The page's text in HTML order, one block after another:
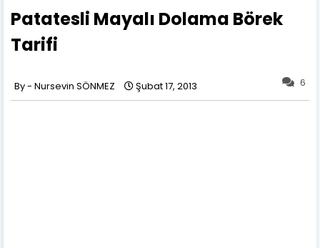
Patatesli Mayalı Dolama Börek
Tarifi
6
Nursevin SÖNMEZ Şubat 17, 2013